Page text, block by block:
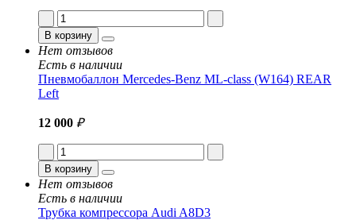
В корзину
Нет отзывов
Есть в наличии
Пневмобаллон Mercedes-Benz ML-class (W164) REAR
Left
12 000 ₽
В корзину
Нет отзывов
Есть в наличии
Трубка компрессора Audi A8D3